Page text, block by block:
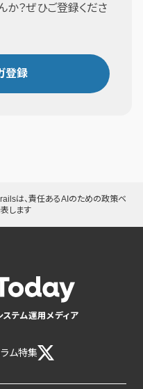
か？ぜひご登録くださ
登録
は、責任あるAIのための政策ベ
します
ステム運用メディア
ム特集